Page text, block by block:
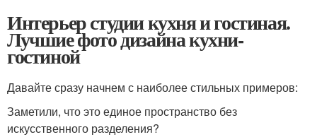
Интерьер студии кухня и гостиная.
Лучшие фото дизайна кухни-
гостиной
Давайте сразу начнем с наиболее стильных примеров:
Заметили, что это единое пространство без
искусственного разделения?